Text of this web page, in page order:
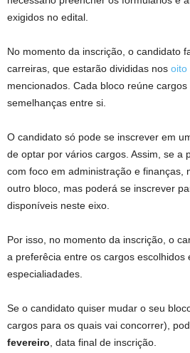
exigidos no edital.
No momento da inscrição, o candidato
carreiras, que estarão divididas nos oito
mencionados. Cada bloco reúne
semelhanças entre si.
O candidato só pode se inscrever em
de optar por vários cargos. Assim, se a
com foco em administração e finanças,
outro bloco, mas poderá se inscrever
disponíveis neste eixo.
Por isso, no momento da inscrição, o
a preferêcia entre os cargos escolhidos
especialiadades.
Se o candidato quiser mudar o seu
cargos para os quais vai concorrer),
fevereiro , data final de inscrição.